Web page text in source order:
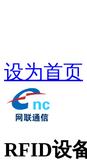
设为首页
RFID设